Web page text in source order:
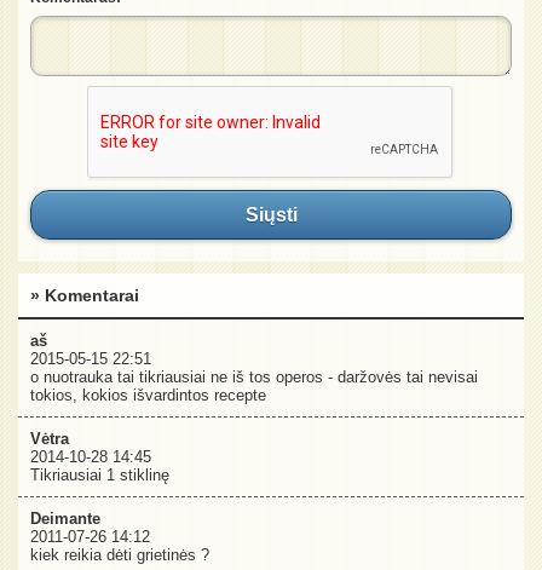
Siųsti
» Komentarai
aš
2015-05-15 22:51
o nuotrauka tai tikriausiai ne iš tos operos - daržovės tai nevisai
tokios, kokios išvardintos recepte
Vėtra
2014-10-28 14:45
Tikriausiai 1 stiklinę
Deimante
2011-07-26 14:12
kiek reikia dėti grietinės ?